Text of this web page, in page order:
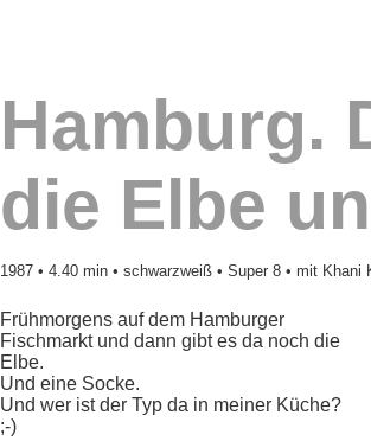
Hamburg.
die Elbe
1987 • 4.40 min • schwarzweiß • Super 8 • mit Khani
Frühmorgens auf dem Hamburger
Fischmarkt und dann gibt es da noch die
Elbe.
Und eine Socke.
Und wer ist der Typ da in meiner Küche?
;-)